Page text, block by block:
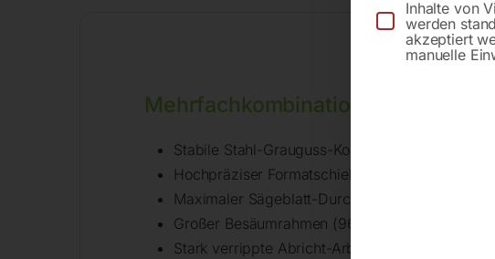
Mehrfachkombination minimax cu
Stabile Stahl-Grauguss-Konstruktion
Hochpräziser Formatschiebeschlitten aus
Maximaler Sägeblatt-Durchmesser von 315
Großer Besäumrahmen (960 x 600 mm) mit
Stark verrippte Abricht-Arbeitstische aus
Inhalte von
werden
akzeptiert
manuelle